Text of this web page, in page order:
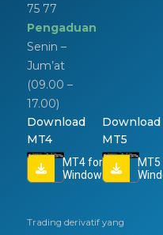
75 77
Pengaduan
Senin –
Jum’at
(09.00 –
17.00)
Download
MT4
MT4 for
Windows
Download
MT5
Trading derivatif yang